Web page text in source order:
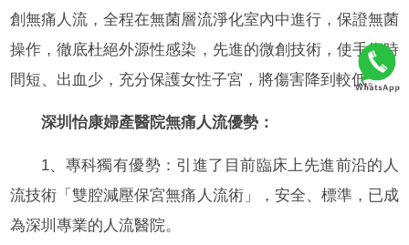
創無痛人流，全程在無菌層流淨化室內中進行，保證無菌
操作，徹底杜絕外源性感染，先進的微創技術，使手術時
間短、出血少，充分保護女性子宮，將傷害降到較低。
深圳怡康婦產醫院無痛人流優勢：
1、專科獨有優勢：引進了目前臨床上先進前沿的人
流技術「雙腔減壓保宮無痛人流術」，安全、標準，已成
為深圳專業的人流醫院。